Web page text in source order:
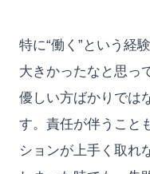
特に“働く”という経
大きかったなと思っ
優しい方ばかりでは
す。責任が伴うこと
ションが上手く取れ